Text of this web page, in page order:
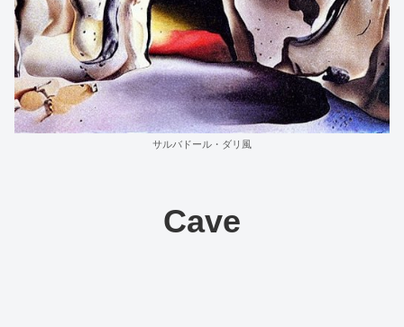
サルバドール・ダリ風
Cave